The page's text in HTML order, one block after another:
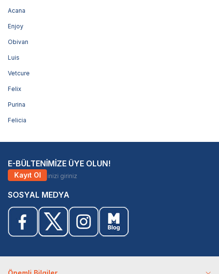
Acana
Enjoy
Obivan
Luis
Vetcure
Felix
Purina
Felicia
E-BÜLTENİMİZE ÜYE OLUN!
Kayıt Ol
SOSYAL MEDYA